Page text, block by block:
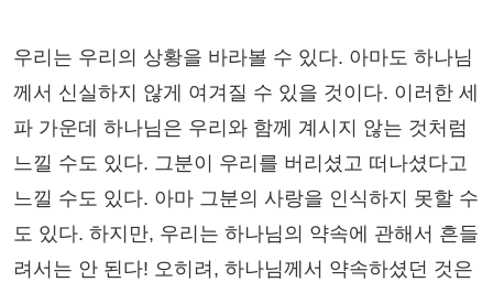
우리는 우리의 상황을 바라볼 수 있다. 아마도 하나님
께서 신실하지 않게 여겨질 수 있을 것이다. 이러한 세
파 가운데 하나님은 우리와 함께 계시지 않는 것처럼
느낄 수도 있다. 그분이 우리를 버리셨고 떠나셨다고
느낄 수도 있다. 아마 그분의 사랑을 인식하지 못할 수
도 있다. 하지만, 우리는 하나님의 약속에 관해서 흔들
려서는 안 된다! 오히려, 하나님께서 약속하셨던 것은